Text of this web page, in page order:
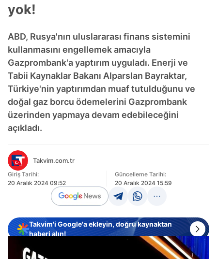
yok!
ABD, Rusya'nın uluslararası finans sistemini
kullanmasını engellemek amacıyla
Gazprombank'a yaptırım uyguladı. Enerji ve
Tabii Kaynaklar Bakanı Alparslan Bayraktar,
Türkiye'nin yaptırımdan muaf tutulduğunu ve
doğal gaz borcu ödemelerini Gazprombank
üzerinden yapmaya devam edebileceğini
açıkladı.
Takvim.com.tr
Giriş Tarihi:
20 Aralık 2024 09:52
Güncelleme Tarihi:
20 Aralık 2024 15:59
Takvim'i Google'a ekleyin, doğru kaynaktan
haberi alın!